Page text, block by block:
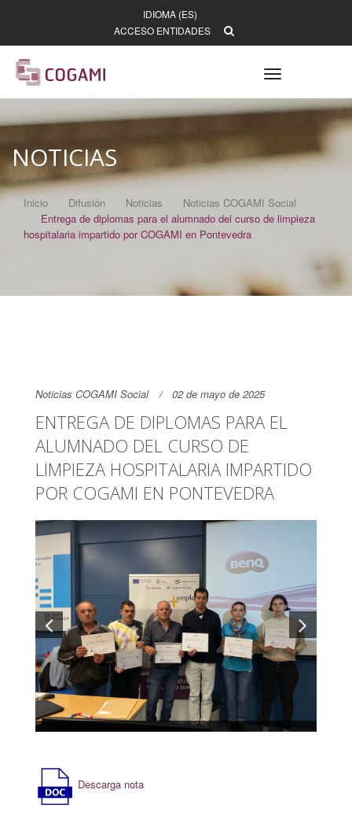
IDIOMA (ES)
ACCESO ENTIDADES
Toggle
navigation
NOTICIAS
Inicio Difusión Noticias
Noticias COGAMI Social
Entrega de diplomas para el alumnado del curso de limpieza
hospitalaria impartido por COGAMI en Pontevedra
Noticias COGAMI Social 02 de mayo de 2025
ENTREGA DE DIPLOMAS PARA EL
ALUMNADO DEL CURSO DE
LIMPIEZA HOSPITALARIA IMPARTIDO
POR COGAMI EN PONTEVEDRA
Descarga nota